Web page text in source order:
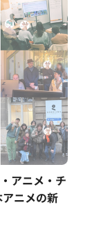
アニメ・チ
ニメの新